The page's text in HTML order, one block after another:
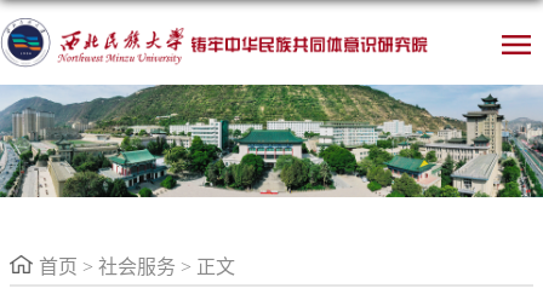
首页 > 社会服务 > 正文